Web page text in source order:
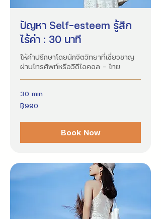
ปัญหา Self-esteem รู้สึก
ไร้ค่า : 30 นาที
ให้คำปรึกษาโดยนักจิตวิทยาที่เชี่ยวชาญ
ผ่านโทรศัพท์หรือวิดีโอคอล - ไทย
30 min
990
บาท
฿990
Book Now